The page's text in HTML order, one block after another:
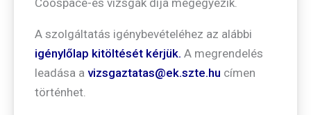
Coospace-es vizsgák díja megegyezik.
A szolgáltatás igénybevételéhez az alábbi
igénylőlap kitöltését kérjük. A megrendelés
leadása a vizsgaztatas@ek.szte.hu címen
történhet.